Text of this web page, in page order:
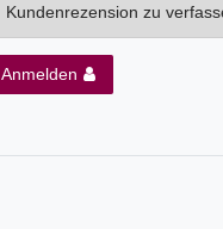
Kundenrezension zu
Anmelden